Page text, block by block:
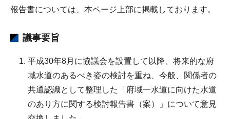
報告書については、本ページ上部に掲載しております。
議事要旨
平成30年8月に協議会を設置して以降、将来的な府
域水道のあるべき姿の検討を重ね、今般、関係者の
共通認識として整理した「府域一水道に向けた水道
のあり方に関する検討報告書（案）」について意見